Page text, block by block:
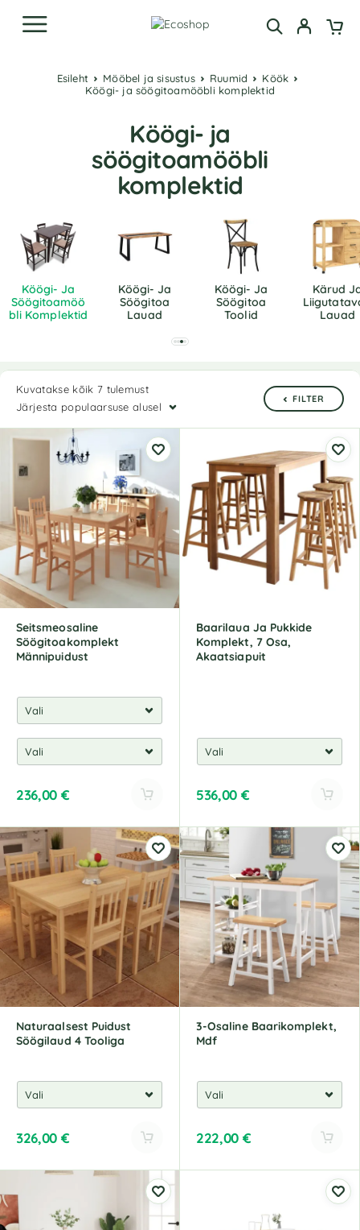
Esileht Mööbel ja sisustus Ruumid
Köök
Köögi- ja söögitoamööbli komplektid
Köögi- ja
söögitoamööbli
komplektid
Köögi- Ja
Söögitoamöö
Bli Komplektid
Köögi- Ja
Söögitoa
Lauad
Köögi- Ja
Söögitoa
Toolid
Kärud
Lauad
Kuvatakse kõik 7 tulemust
Järjesta populaarsuse alusel
FILTER
Seitsmeosaline
Söögitoakomplekt
Männipuidust
236,00 €
Baarilaua Ja Pukkide
Komplekt, 7 Osa,
Akaatsiapuit
536,00 €
Naturaalsest Puidust
Söögilaud 4 Tooliga
326,00 €
3-Osaline Baarikomplekt,
Mdf
222,00 €